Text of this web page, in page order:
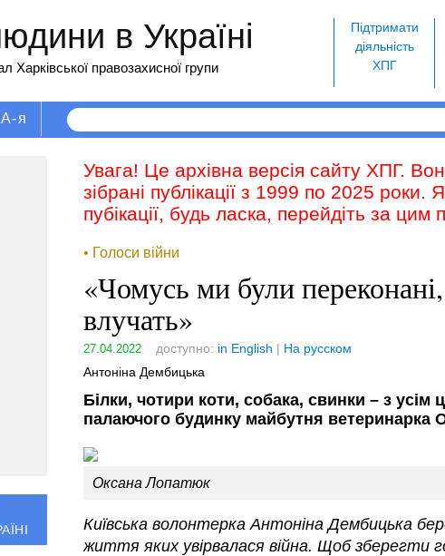
Підтримати
діяльність
ХПГ
в Україні
Харківської правозахисної групи
А-я
Увага! Це архівна версія сайту ХПГ.
зібрані публікації з 1999 по 2025
пубікації, будь ласка, перейдіть за цим
• Голоси війни
«Чомусь ми були
влучать»
27.04.2022 доступно: in English | На русском
Антоніна Дембицька
Білки, чотири коти, собака, свинки – з усім
палаючого будинку майбутня ветеринарка
Оксана Лопатюк
Київська волонтерка Антоніна Дембицька
життя яких увірвалася війна. Щоб зберегти